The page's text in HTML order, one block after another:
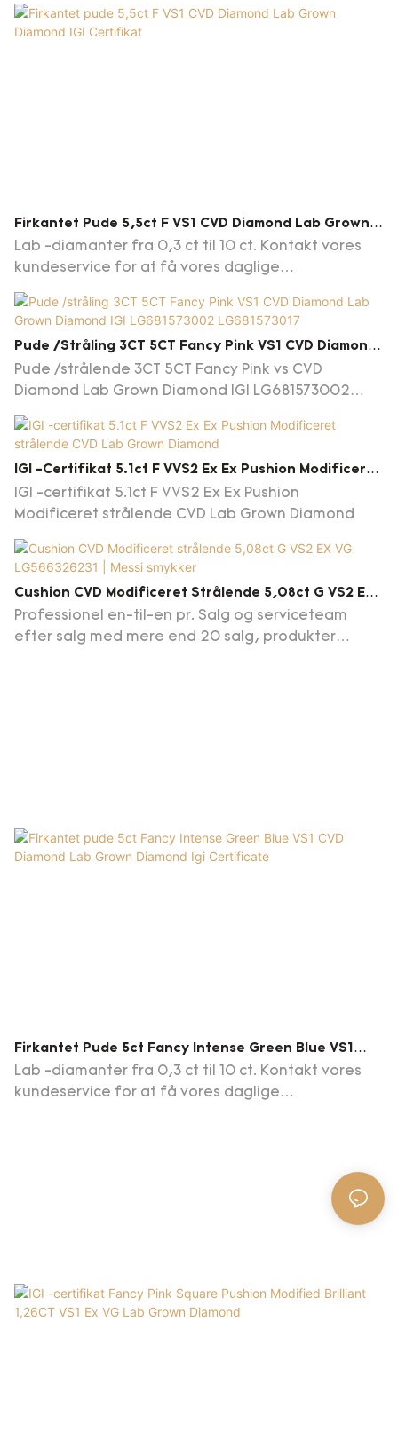
Firkantet Pude 5,5ct F VS1 CVD Diamond Lab Grown
Diamond IGI Certifikat
Lab -diamanter fra 0,3 ct til 10 ct. Kontakt vores
kundeservice for at få vores daglige
opdateringsdiamantliste
Pude /stråling 3CT 5CT Fancy Pink VS1 CVD Diamond
Lab Grown Diamond IGI LG681573002 LG681573017
Pude /strålende 3CT 5CT Fancy Pink vs CVD
Diamond Lab Grown Diamond IGI LG681573002
LG681573017 LG681573023 LG686501537
LG686501560 LG686501842 LG686501888
IGI -certifikat 5.1ct F VVS2 Ex Ex Pushion Modificeret
Strålende CVD Lab Grown Diamond
IGI -certifikat 5.1ct F VVS2 Ex Ex Pushion
Modificeret strålende CVD Lab Grown Diamond
Cushion CVD Modificeret Strålende 5,08ct G VS2 EX
VG LG566326231 | Messi Smykker
Professionel en-til-en pr. Salg og serviceteam
efter salg med mere end 20 salg, produkter
Firkantet Pude 5ct Fancy Intense Green Blue VS1
CVD Diamond Lab Grown Diamond Igi Certificate
Lab -diamanter fra 0,3 ct til 10 ct. Kontakt vores
kundeservice for at få vores daglige